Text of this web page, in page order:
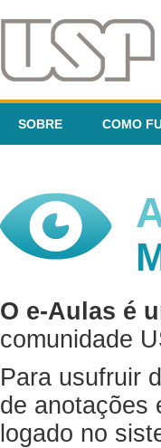
SOBRE COMO
O e-Aulas é
comunidade
Para usufruir
de anotações
logado no